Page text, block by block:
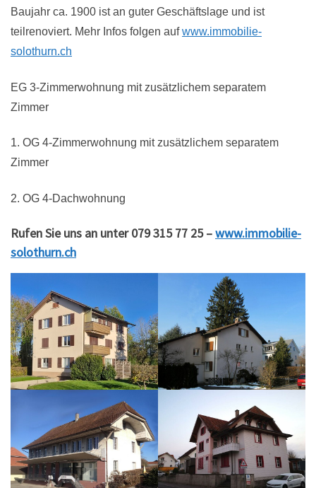
Baujahr ca. 1900 ist an guter Geschäftslage und ist
teilrenoviert. Mehr Infos folgen aufwww.immobilie-
solothurn.ch
EG 3-Zimmerwohnung mit zusätzlichem separatem
Zimmer
1. OG 4-Zimmerwohnung mit zusätzlichem separatem
Zimmer
2. OG 4-Dachwohnung
Rufen Sie uns an unter 079 315 77 25 –www.immobilie-
solothurn.ch